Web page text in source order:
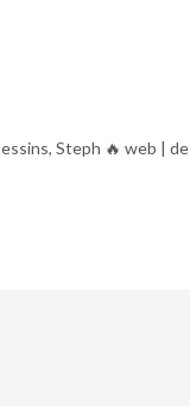
Steph 🔥 web |